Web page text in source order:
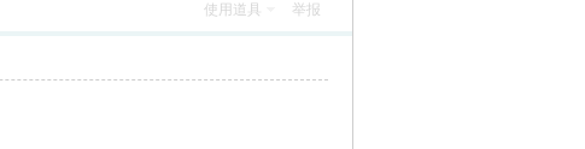
使用道具 举报